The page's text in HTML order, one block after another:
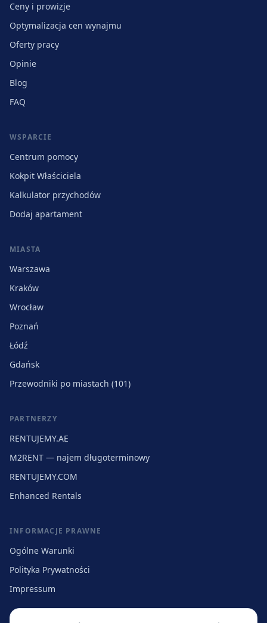
Ceny i prowizje
Optymalizacja cen wynajmu
Oferty pracy
Opinie
Blog
FAQ
WSPARCIE
Centrum pomocy
Kokpit Właściciela
Kalkulator przychodów
Dodaj apartament
MIASTA
Warszawa
Kraków
Wrocław
Poznań
Łódź
Gdańsk
Przewodniki po miastach (101)
PARTNERZY
RENTUJEMY.AE
M2RENT — najem długoterminowy
RENTUJEMY.COM
Enhanced Rentals
INFORMACJE PRAWNE
Ogólne Warunki
Polityka Prywatności
Impressum